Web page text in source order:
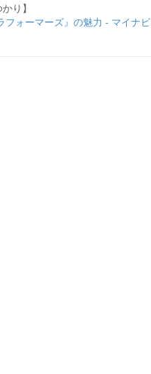
り】
フォーマーズ』の魅力 - マイナビ